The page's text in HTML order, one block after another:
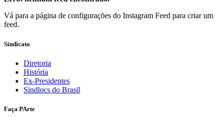
Vá para a página de configurações do Instagram Feed para criar um
feed.
Sindicato
Diretoria
História
Ex-Presidentes
Sindlocs do Brasil
Faça PArte